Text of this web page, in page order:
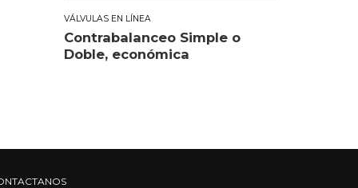
VÁLVULAS EN LÍNEA
Contrabalanceo Simple o
Doble, económica